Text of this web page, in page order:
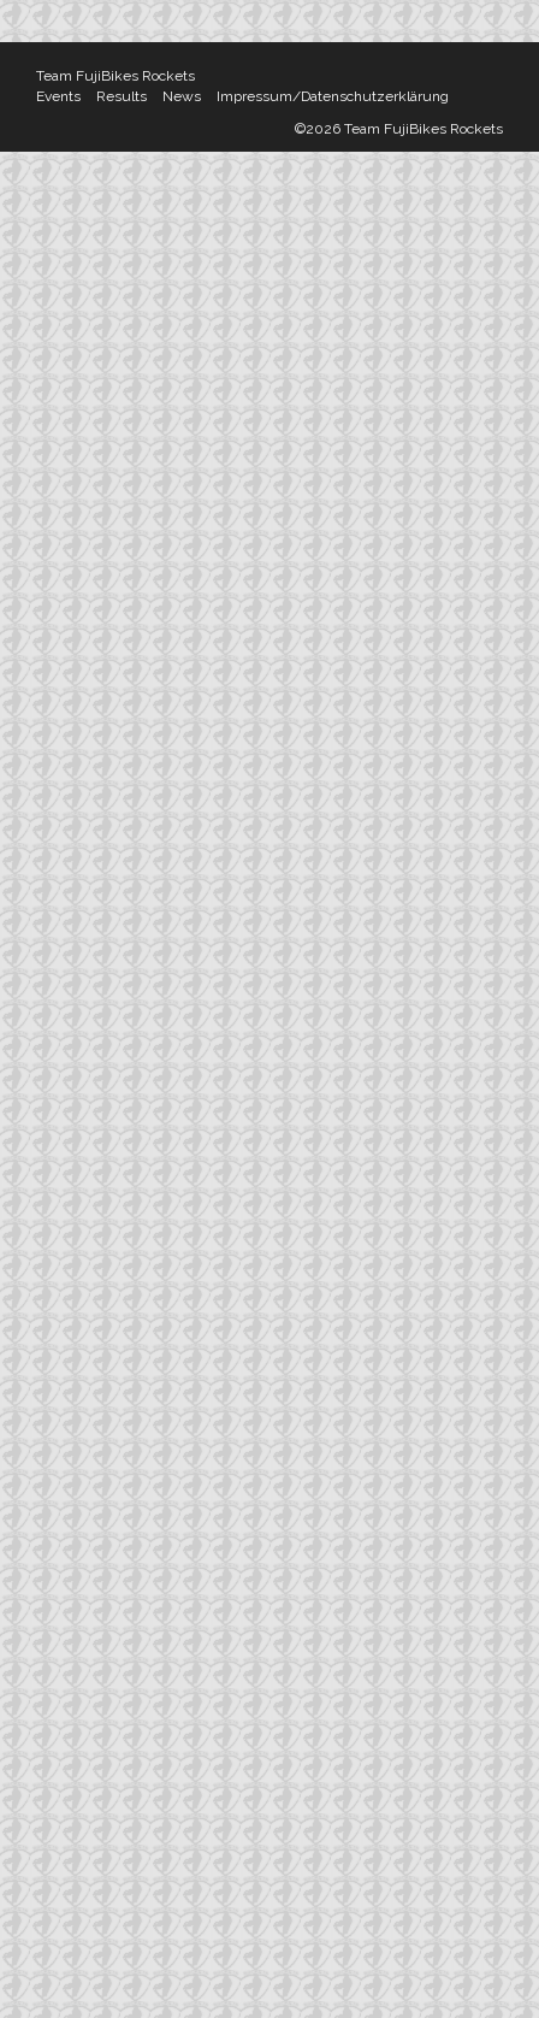
Team FujiBikes Rockets
Events
Results News
Impressum/Datenschutzerklärung
©2026 Team FujiBikes Rockets